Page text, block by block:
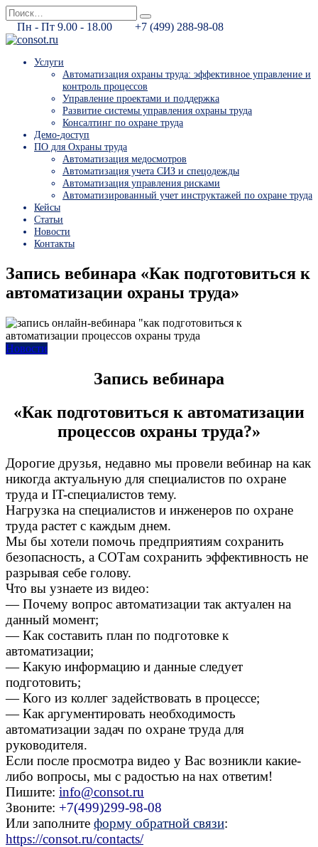
Перейти
к
содержанию
Search
for:Пн - Пт 9.00 - 18.00 +7 (499) 288-98-08
Услуги
Автоматизация охраны труда: эффективное управление и
контроль процессов
Управление проектами и поддержка
Развитие системы управления охраны труда
Консалтинг по охране труда
Демо-доступ
ПО для Охраны труда
Автоматизация медосмотров
Автоматизация учета СИЗ и спецодежды
Автоматизация управления рисками
Автоматизированный учет инструктажей по охране труда
Кейсы
Статьи
Новости
Контакты
Запись вебинара «Как подготовиться к
автоматизации охраны труда»
Новости
Запись вебинара
«Как подготовиться к автоматизации
процессов охраны труда?»
Дорогие друзья, недавно мы провели вебинар на как
никогда актуальную для специалистов по охране
труда и IT-специалистов тему.
Нагрузка на специалистов и инженеров по охране
труда растет с каждым днем.
Мы бы хотели помочь предприятиям сохранить
безопасность, а СОТам сохранить эффективность не
разрывая себе голову.
Что вы узнаете из видео:
— Почему вопрос автоматизации так актуален на
данный момент;
— Как составить план по подготовке к
автоматизации;
— Какую информацию и данные следует
подготовить;
— Кого из коллег задействовать в процессе;
— Как аргументировать необходимость
автоматизации задач по охране труда для
руководителя.
Если после просмотра видео у Вас возникли какие-
либо вопросы, мы с радостью на нах ответим!
Пишите: info@consot.ru
Звоните: +7(499)299-98-08
Или заполните форму обратной связи:
https://consot.ru/contacts/